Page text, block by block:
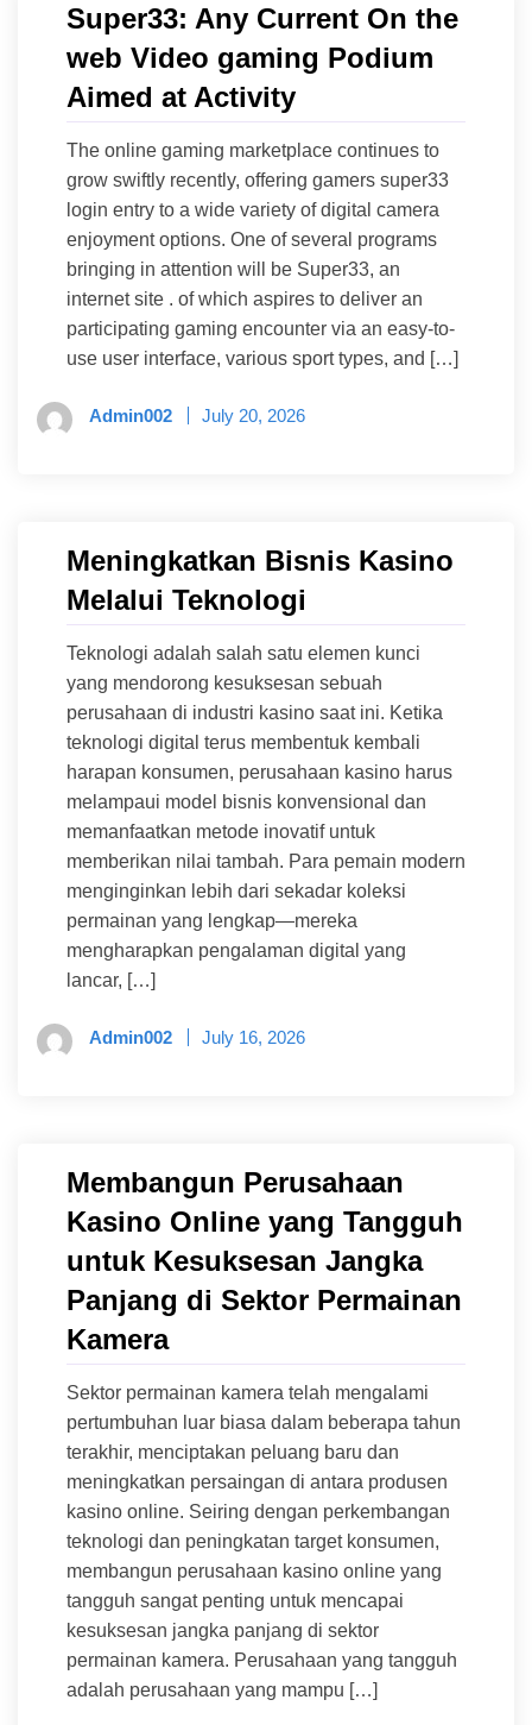
Super33: Any Current On the
web Video gaming Podium
Aimed at Activity
The online gaming marketplace continues to
grow swiftly recently, offering gamers super33
login entry to a wide variety of digital camera
enjoyment options. One of several programs
bringing in attention will be Super33, an
internet site . of which aspires to deliver an
participating gaming encounter via an easy-to-
use user interface, various sport types, and […]
Admin002 July 20, 2026
Meningkatkan Bisnis Kasino
Melalui Teknologi
Teknologi adalah salah satu elemen kunci
yang mendorong kesuksesan sebuah
perusahaan di industri kasino saat ini. Ketika
teknologi digital terus membentuk kembali
harapan konsumen, perusahaan kasino harus
melampaui model bisnis konvensional dan
memanfaatkan metode inovatif untuk
memberikan nilai tambah. Para pemain modern
menginginkan lebih dari sekadar koleksi
permainan yang lengkap—mereka
mengharapkan pengalaman digital yang
lancar, […]
Admin002 July 16, 2026
Membangun Perusahaan
Kasino Online yang Tangguh
untuk Kesuksesan Jangka
Panjang di Sektor Permainan
Kamera
Sektor permainan kamera telah mengalami
pertumbuhan luar biasa dalam beberapa tahun
terakhir, menciptakan peluang baru dan
meningkatkan persaingan di antara produsen
kasino online. Seiring dengan perkembangan
teknologi dan peningkatan target konsumen,
membangun perusahaan kasino online yang
tangguh sangat penting untuk mencapai
kesuksesan jangka panjang di sektor
permainan kamera. Perusahaan yang tangguh
adalah perusahaan yang mampu […]